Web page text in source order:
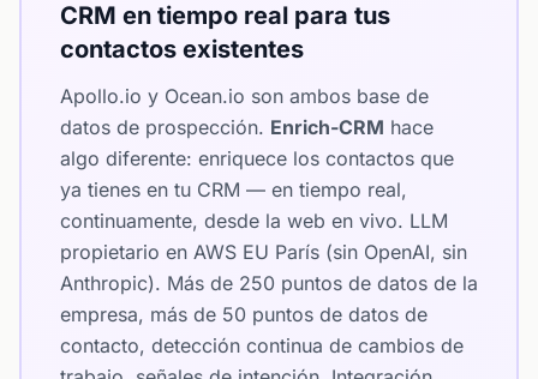
CRM en tiempo real para tus
contactos existentes
Apollo.io y Ocean.io son ambos base de
datos de prospección. Enrich-CRM hace
algo diferente: enriquece los contactos que
ya tienes en tu CRM — en tiempo real,
continuamente, desde la web en vivo. LLM
propietario en AWS EU París (sin OpenAI, sin
Anthropic). Más de 250 puntos de datos de la
empresa, más de 50 puntos de datos de
contacto, detección continua de cambios de